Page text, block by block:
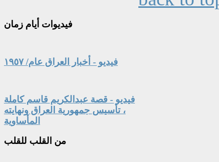
فيديوات أيام زمان
فيديو - أخبار العراق عام/ ١٩٥٧
فيديو - قصة عبدالكريم قاسم كاملة
، تأسيس جمهورية العراق ونهايته
المأساوية
من القلب للقلب